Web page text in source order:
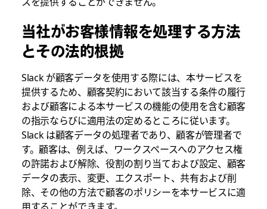
当社がお客様情報を処理する方法
とその法的根拠
Slack が顧客データを使用する際には、本サービスを
提供するため、顧客契約において該当する条件の履行
および顧客による本サービスの機能の使用を含む顧客
の指示ならびに適用法の定めるところに従います。
Slack は顧客データの処理者であり、顧客が管理者で
す。顧客は、例えば、ワークスペースへのアクセス権
の許諾および解除、役割の割り当ておよび設定、顧客
データの表示、変更、エクスポート、共有および削
除、その他の方法で顧客のポリシーを本サービスに適